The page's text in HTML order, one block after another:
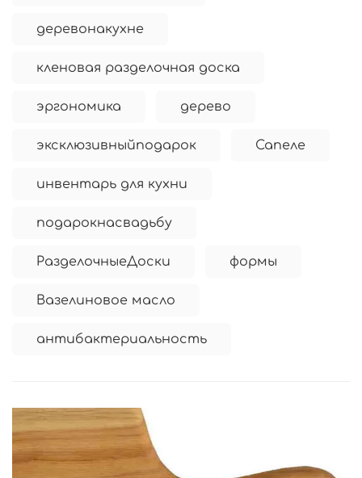
деревонакухне
кленовая разделочная доска
эргономика дерево
эксклюзивныйподарок Сапеле
инвентарь для кухни
подарокнасвадьбу
РазделочныеДоски формы
Вазелиновое масло
антибактериальность